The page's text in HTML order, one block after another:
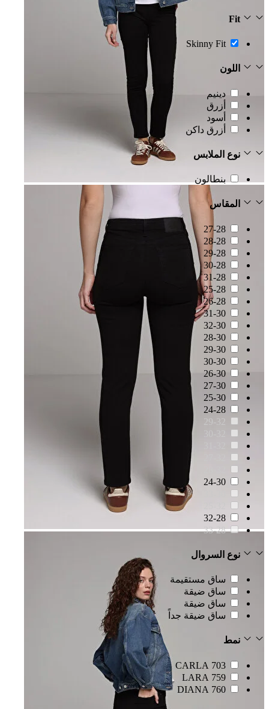
Fit
Skinny Fit
اللون
دينيم
أزرق
أسود
أزرق داكن
نوع الملابس
بنطالون
المقاس
27-28
28-28
29-28
30-28
31-28
25-28
26-28
31-30
32-30
28-30
29-30
30-30
26-30
27-30
25-30
24-28
29-32
24-30
32-28
33-28
نوع السروال
ساق مستقيمة
ساق ضيقة
ساق ضيقة
ساق ضيقة جداً
نمط
703 CARLA
759 LARA
760 DIANA